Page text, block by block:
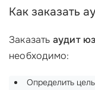
Как заказать
Заказать аудит
необходимо:
Определить